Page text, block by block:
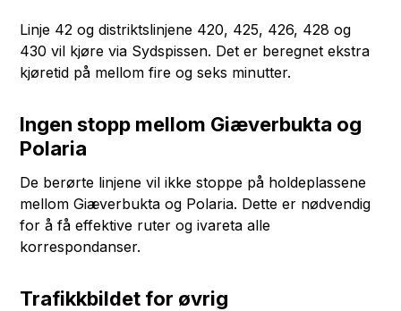
Linje 42 og distriktslinjene 420, 425, 426, 428 og
430 vil kjøre via Sydspissen. Det er beregnet ekstra
kjøretid på mellom fire og seks minutter.
Ingen stopp mellom Giæverbukta og
Polaria
De berørte linjene vil ikke stoppe på holdeplassene
mellom Giæverbukta og Polaria. Dette er nødvendig
for å få effektive ruter og ivareta alle
korrespondanser.
Trafikkbildet for øvrig